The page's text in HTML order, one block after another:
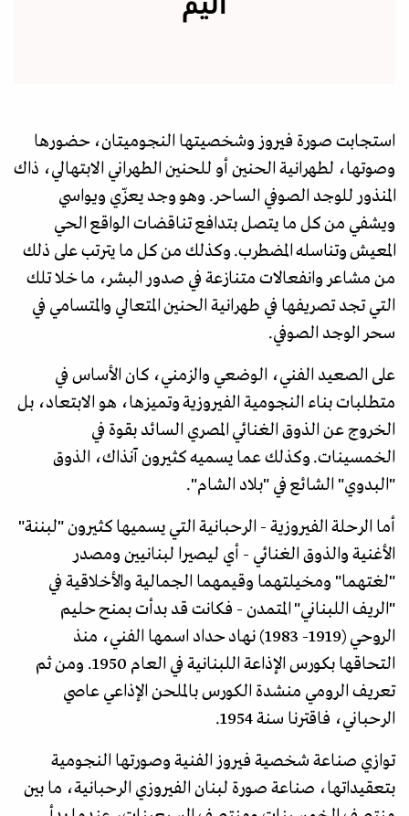
أليم
استجابت صورة فيروز وشخصيتها النجوميتان، حضورها
وصوتها، لطهرانية الحنين أو للحنين الطهراني الابتهالي، ذاك
المنذور للوجد الصوفي الساحر. وهو وجد يعزّي ويواسي
ويشفي من كل ما يتصل بتدافع تناقضات الواقع الحي
المعيش وتناسله المضطرب. وكذلك من كل ما يترتب على ذلك
من مشاعر وانفعالات متنازعة في صدور البشر، ما خلا تلك
التي تجد تصريفها في طهرانية الحنين المتعالي والمتسامي في
سحر الوجد الصوفي.
على الصعيد الفني، الوضعي والزمني، كان الأساس في
متطلبات بناء النجومية الفيروزية وتميزها، هو الابتعاد، بل
الخروج عن الذوق الغنائي المصري السائد بقوة في
الخمسينات. وكذلك عما يسميه كثيرون آنذاك، الذوق
"البدوي" الشائع في "بلاد الشام".
أما الرحلة الفيروزية - الرحبانية التي يسميها كثيرون "لبننة"
الأغنية والذوق الغنائي - أي ليصيرا لبنانيين ومصدر
"لغتهما" ومخيلتهما وقيمهما الجمالية والأخلاقية في
"الريف اللبناني" المتمدن - فكانت قد بدأت بمنح حليم
الروحي (1919- 1983) نهاد حداد اسمها الفني، منذ
التحاقها بكورس الإذاعة اللبنانية في العام 1950. ومن ثم
تعريف الرومي منشدة الكورس بالملحن الإذاعي عاصي
الرحباني، فاقترنا سنة 1954.
توازي صناعة شخصية فيروز الفنية وصورتها النجومية
بتعقيداتها، صناعة صورة لبنان الفيروزي الرحبانية، ما بين